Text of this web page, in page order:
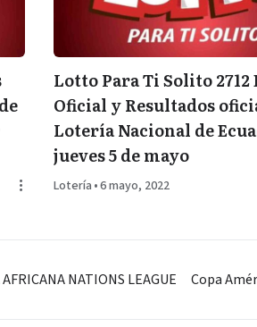
Lotto Para Ti Solito
Oficial y Resultados
Lotería Nacional de
jueves 5 de mayo
Lotería •6 mayo, 2022
NATIONS LEAGUE Copa